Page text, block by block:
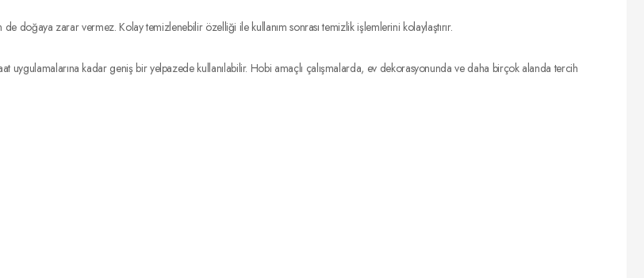
doğaya zarar vermez. Kolay temizlenebilir özelliği ile kullanım sonrası temizlik işlemlerini kolaylaştırır.
uygulamalarına kadar geniş bir yelpazede kullanılabilir. Hobi amaçlı çalışmalarda, ev dekorasyonunda ve daha birçok alanda tercih